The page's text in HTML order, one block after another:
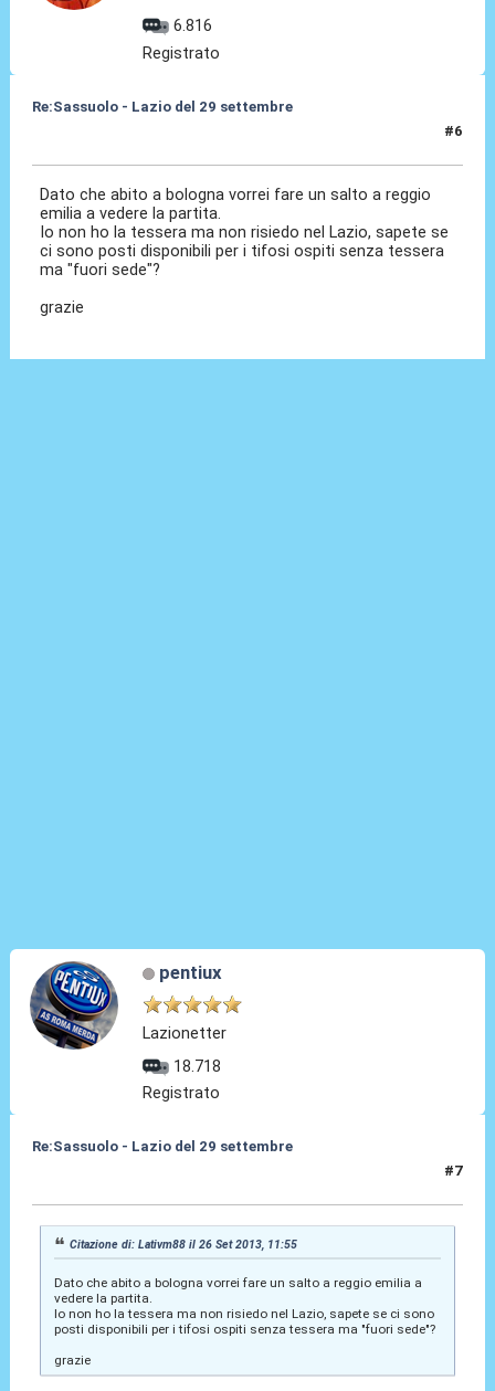
6.816
Registrato
Re:Sassuolo - Lazio del 29 settembre
#6
Dato che abito a bologna vorrei fare un salto a reggio
emilia a vedere la partita.
Io non ho la tessera ma non risiedo nel Lazio, sapete se
ci sono posti disponibili per i tifosi ospiti senza tessera
ma "fuori sede"?
grazie
pentiux
Lazionetter
18.718
Registrato
Re:Sassuolo - Lazio del 29 settembre
#7
Citazione di: Lativm88 il 26 Set 2013, 11:55
Dato che abito a bologna vorrei fare un salto a reggio emilia a
vedere la partita.
Io non ho la tessera ma non risiedo nel Lazio, sapete se ci sono
posti disponibili per i tifosi ospiti senza tessera ma "fuori sede"?
grazie